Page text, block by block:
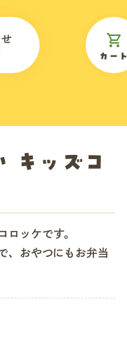
カート
キッズコ
ロッケです。
、おやつにもお弁当